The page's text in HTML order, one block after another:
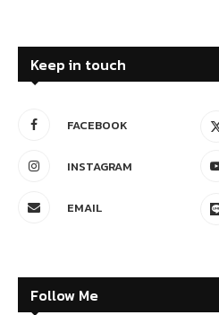
Keep in touch
FACEBOOK
INSTAGRAM
EMAIL
Follow Me